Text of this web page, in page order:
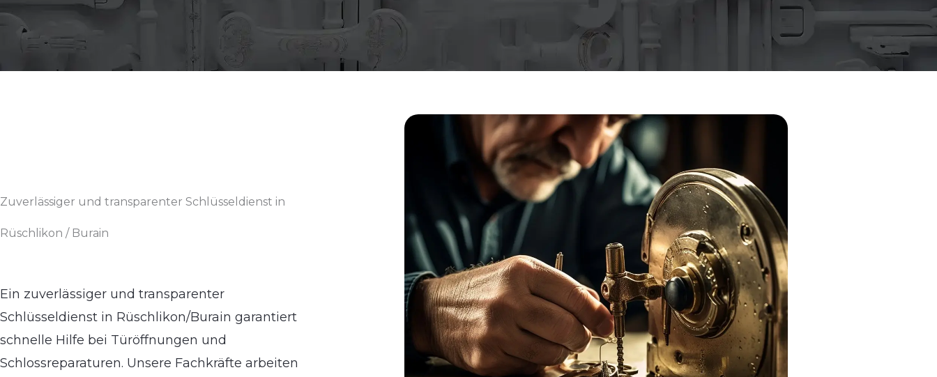
Zuverlässiger und transparenter Schlüsseldienst in
Rüschlikon / Burain
Ein zuverlässiger und transparenter
Schlüsseldienst in Rüschlikon/Burain garantiert
schnelle Hilfe bei Türöffnungen und
Schlossreparaturen. Unsere Fachkräfte arbeiten